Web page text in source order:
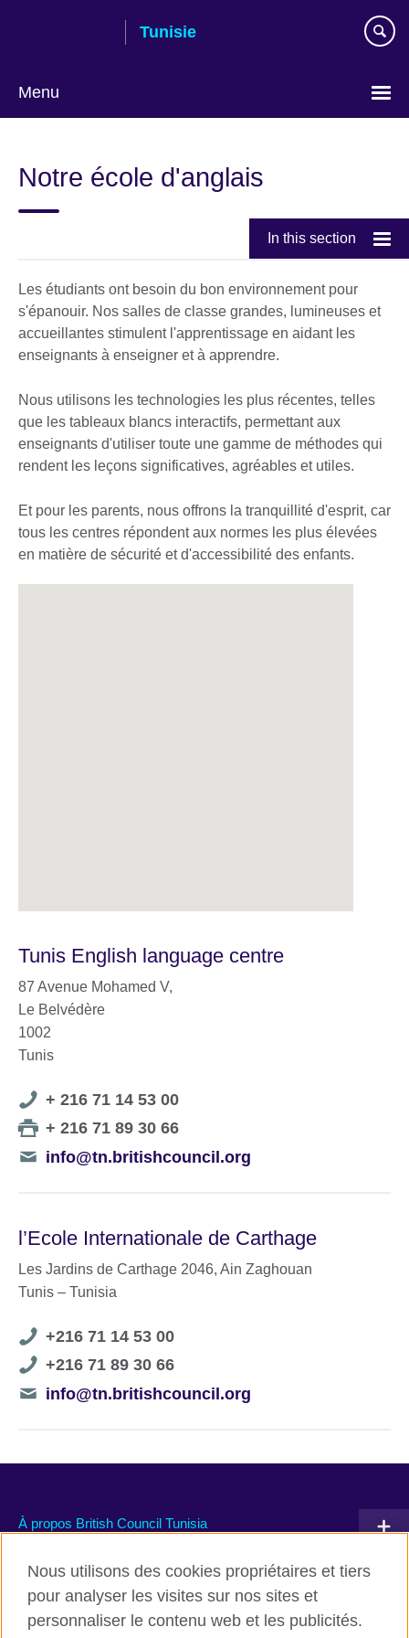
Tunisie
Menu
language
Notre école d'anglais
In this section
Les étudiants ont besoin du bon environnement pour
s'épanouir. Nos salles de classe grandes, lumineuses et
accueillantes stimulent l'apprentissage en aidant les
enseignants à enseigner et à apprendre.
Nous utilisons les technologies les plus récentes, telles
que les tableaux blancs interactifs, permettant aux
enseignants d'utiliser toute une gamme de méthodes qui
rendent les leçons significatives, agréables et utiles.
Et pour les parents, nous offrons la tranquillité d'esprit, car
tous les centres répondent aux normes les plus élevées
en matière de sécurité et d'accessibilité des enfants.
Tunis English language centre
87 Avenue Mohamed V,
Le Belvédère
1002
Tunis
Telephone
number
+ 216 71 14 53 00
Telephone
number
+ 216 71 89 30 66
Telephone
info@tn.britishcouncil.org
l’Ecole Internationale de Carthage
Les Jardins de Carthage 2046, Ain Zaghouan
Tunis – Tunisia
Telephone
number
+216 71 14 53 00
Telephone
number
+216 71 89 30 66
Telephone
info@tn.britishcouncil.org
À propos British Council Tunisia
Communiquez avec nous
Nous utilisons des cookies propriétaires et tiers
pour analyser les visites sur nos sites et
personnaliser le contenu web et les publicités.